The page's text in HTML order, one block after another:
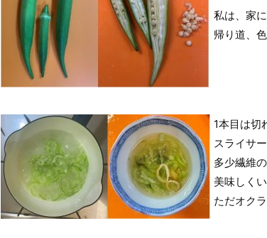
私は、家
帰り道、
1本目は切
スライサ
多少繊維
美味しく
ただオク